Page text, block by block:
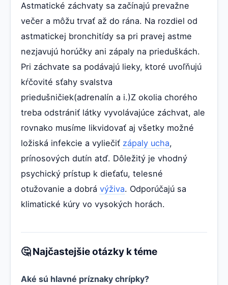
Astmatické záchvaty sa začínajú prevažne
večer a môžu trvať až do rána. Na rozdiel od
astmatickej bronchitídy sa pri pravej astme
nezjavujú horúčky ani zápaly na prieduškách.
Pri záchvate sa podávajú lieky, ktoré uvoľňujú
kŕčovité sťahy svalstva
priedušničiek(adrenalín a i.)Z okolia chorého
treba odstrániť látky vyvolávajúce záchvat, ale
rovnako musíme likvidovať aj všetky možné
ložiská infekcie a vyliečiť zápaly ucha,
prínosových dutín atď. Dôležitý je vhodný
psychický prístup k dieťaťu, telesné
otužovanie a dobrá výživa. Odporúčajú sa
klimatické kúry vo vysokých horách.
🤔 Najčastejšie otázky k téme
Aké sú hlavné príznaky chrípky?